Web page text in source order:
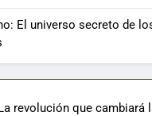
El universo secreto de
revolución que cambiará